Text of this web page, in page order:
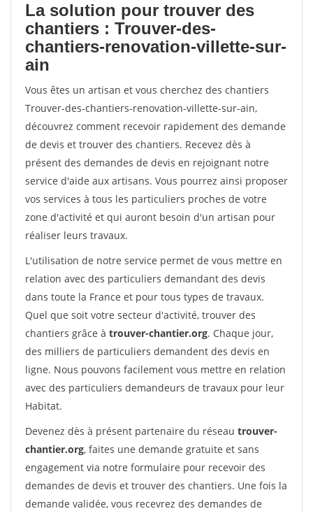
La solution pour trouver des
chantiers : Trouver-des-
chantiers-renovation-villette-sur-
ain
Vous êtes un artisan et vous cherchez des chantiers
Trouver-des-chantiers-renovation-villette-sur-ain,
découvrez comment recevoir rapidement des demande
de devis et trouver des chantiers. Recevez dès à
présent des demandes de devis en rejoignant notre
service d'aide aux artisans. Vous pourrez ainsi proposer
vos services à tous les particuliers proches de votre
zone d'activité et qui auront besoin d'un artisan pour
réaliser leurs travaux.
L'utilisation de notre service permet de vous mettre en
relation avec des particuliers demandant des devis
dans toute la France et pour tous types de travaux.
Quel que soit votre secteur d'activité, trouver des
chantiers grâce à trouver-chantier.org. Chaque jour,
des milliers de particuliers demandent des devis en
ligne. Nous pouvons facilement vous mettre en relation
avec des particuliers demandeurs de travaux pour leur
Habitat.
Devenez dès à présent partenaire du réseau trouver-
chantier.org, faites une demande gratuite et sans
engagement via notre formulaire pour recevoir des
demandes de devis et trouver des chantiers. Une fois la
demande validée, vous recevrez des demandes de